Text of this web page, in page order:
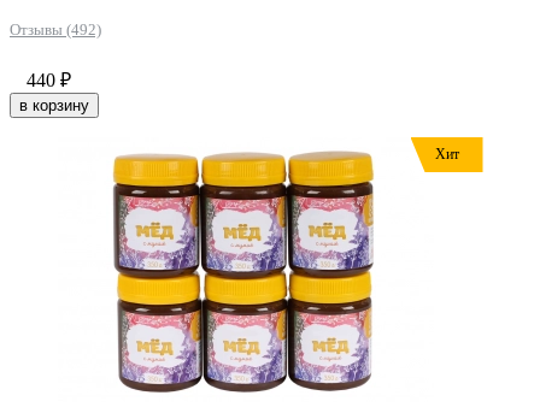
Отзывы (492)
440 ₽
в корзину
Хит